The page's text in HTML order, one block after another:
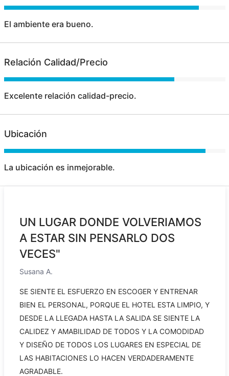
El ambiente era bueno.
Relación Calidad/Precio
Excelente relación calidad-precio.
Ubicación
La ubicación es inmejorable.
UN LUGAR DONDE VOLVERIAMOS
A ESTAR SIN PENSARLO DOS
VECES"
Susana A.
SE SIENTE EL ESFUERZO EN ESCOGER Y ENTRENAR
BIEN EL PERSONAL, PORQUE EL HOTEL ESTA LIMPIO, Y
DESDE LA LLEGADA HASTA LA SALIDA SE SIENTE LA
CALIDEZ Y AMABILIDAD DE TODOS Y LA COMODIDAD
Y DISEÑO DE TODOS LOS LUGARES EN ESPECIAL DE
LAS HABITACIONES LO HACEN VERDADERAMENTE
AGRADABLE.